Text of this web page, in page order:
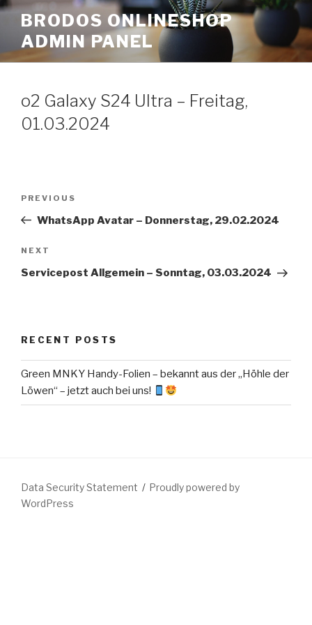
Skip
content
BRODOS ONLINESHOP
ADMIN PANEL
o2 Galaxy S24 Ultra – Freitag,
01.03.2024
Previous
Post
PREVIOUS
WhatsApp Avatar – Donnerstag, 29.02.2024
Next
Post
NEXT
Servicepost Allgemein – Sonntag, 03.03.2024
RECENT POSTS
Green MNKY Handy-Folien – bekannt aus der „Höhle der
Löwen“ – jetzt auch bei uns!
Data Security Statement
Proudly powered by
WordPress